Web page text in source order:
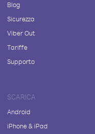
Blog
Sicurezza
Viber Out
Tariffe
Supporto
SCARICA
Android
iPhone & iPad